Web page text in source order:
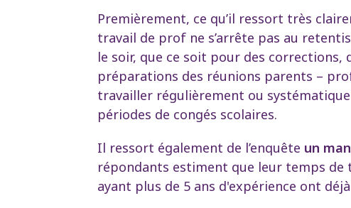
Premièrement, ce qu’il ressort très
travail de prof ne s’arrête pas au
le soir, que ce soit pour des corrections,
préparations des réunions parents –
travailler régulièrement ou
périodes de congés scolaires.
Il ressort également de l’enquête un
répondants estiment que leur temps de
ayant plus de 5 ans d'expérience ont